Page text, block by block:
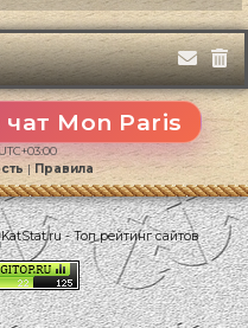
Mon Paris
|Правила